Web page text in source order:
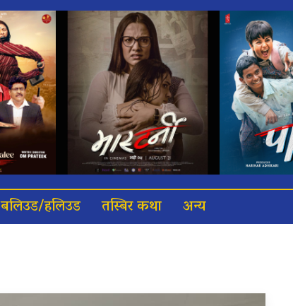
बलिउड/हलिउड तस्बिर कथा अन्य